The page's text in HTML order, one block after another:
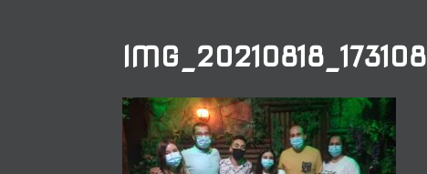
IMG_20210818_173108